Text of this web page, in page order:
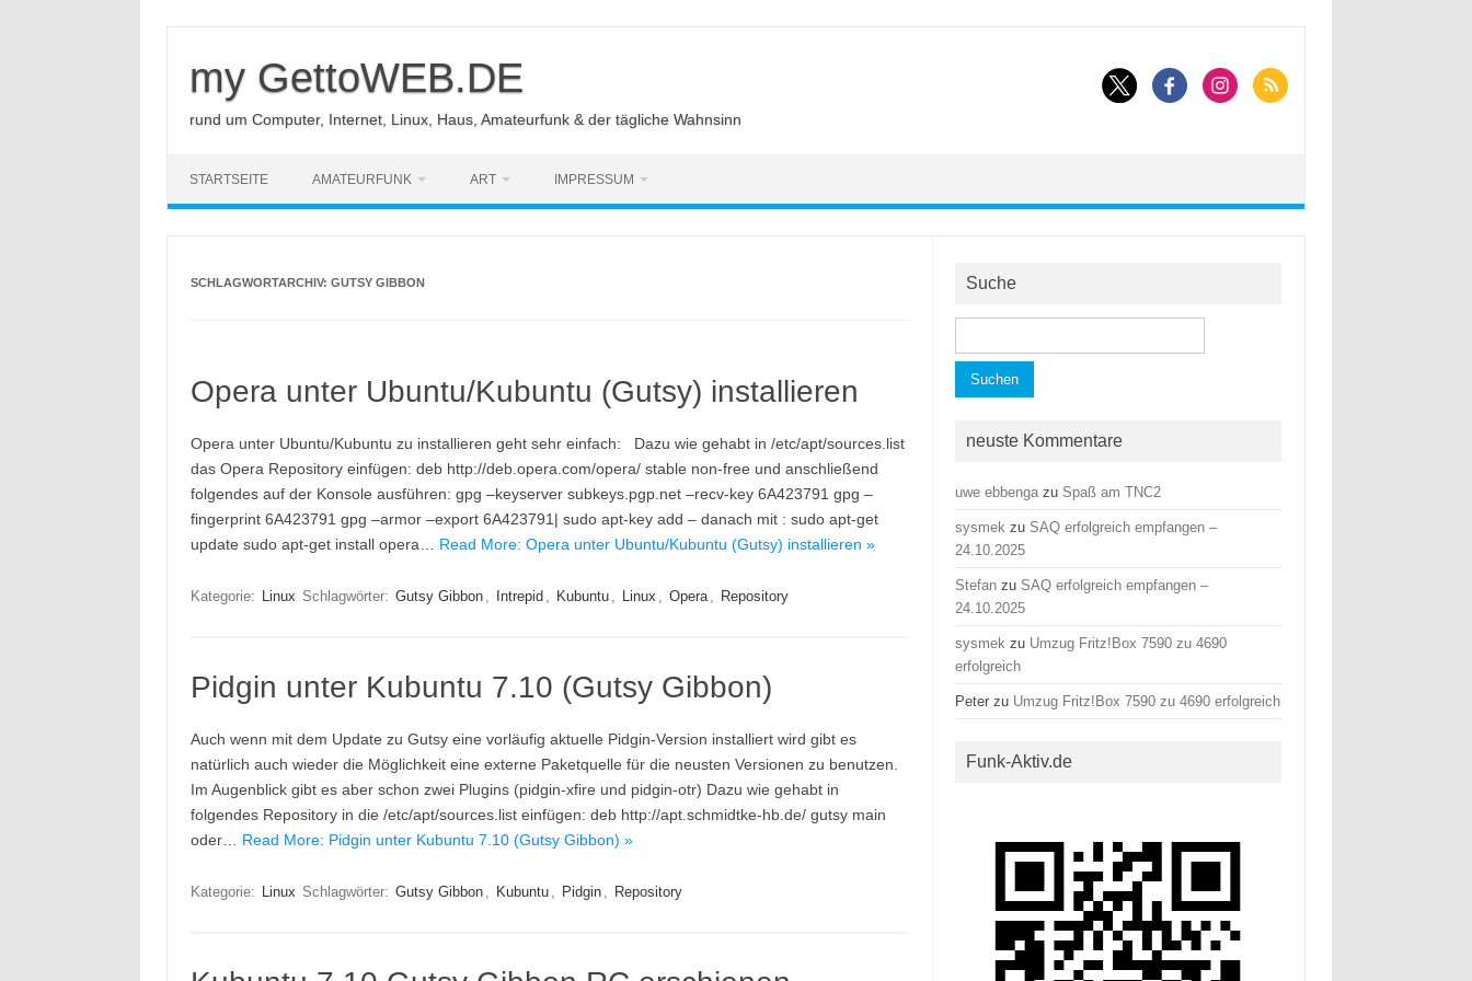
my GettoWEB.DE
rund um Computer, Internet, Linux, Haus, Amateurfunk & der tägliche Wahnsinn
STARTSEITE AMATEURFUNK ART IMPRESSUM
SCHLAGWORTARCHIV: GUTSY GIBBON
Opera unter Ubuntu/Kubuntu (Gutsy) installieren
Opera unter Ubuntu/Kubuntu zu installieren geht sehr einfach: Dazu wie gehabt in /etc/apt/sources.list
das Opera Repository einfügen: deb http://deb.opera.com/opera/ stable non-free und anschließend
folgendes auf der Konsole ausführen: gpg –keyserver subkeys.pgp.net –recv-key 6A423791 gpg –
fingerprint 6A423791 gpg –armor –export 6A423791| sudo apt-key add – danach mit : sudo apt-get
update sudo apt-get install opera… Read More: Opera unter Ubuntu/Kubuntu (Gutsy) installieren »
Kategorie: Linux Schlagwörter: Gutsy Gibbon , Intrepid , Kubuntu , Linux , Opera , Repository
Pidgin unter Kubuntu 7.10 (Gutsy Gibbon)
Auch wenn mit dem Update zu Gutsy eine vorläufig aktuelle Pidgin-Version installiert wird gibt es
natürlich auch wieder die Möglichkeit eine externe Paketquelle für die neusten Versionen zu benutzen.
Im Augenblick gibt es aber schon zwei Plugins (pidgin-xfire und pidgin-otr) Dazu wie gehabt in
folgendes Repository in die /etc/apt/sources.list einfügen: deb http://apt.schmidtke-hb.de/ gutsy main
oder… Read More: Pidgin unter Kubuntu 7.10 (Gutsy Gibbon) »
Kategorie: Linux Schlagwörter: Gutsy Gibbon , Kubuntu , Pidgin , Repository
Suche
nach:
neuste Kommentare
uwe ebbenga zu Spaß am TNC2
sysmek zu SAQ erfolgreich empfangen –
24.10.2025
Stefan zu SAQ erfolgreich empfangen –
24.10.2025
sysmek zu Umzug Fritz!Box 7590 zu 4690
erfolgreich
Peter zu Umzug Fritz!Box 7590 zu 4690 erfolgreich
Funk-Aktiv.de